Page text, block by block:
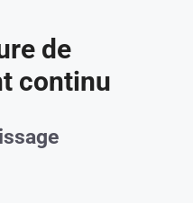
de
continu